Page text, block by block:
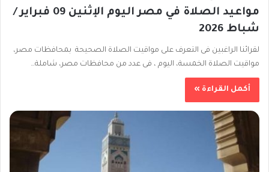
مواعيد الصلاة في مصر اليوم الإثنين 09 فبراير /
شباط 2026
لقرائنا الراغبين فى التعرف على مواقيت الصلاة الصحيحة بمحافظات مصر،
مواقيت الصلاة الخمسة، اليوم ، فى عدد من محافظات مصر، شاملة…
أكمل القراءة »